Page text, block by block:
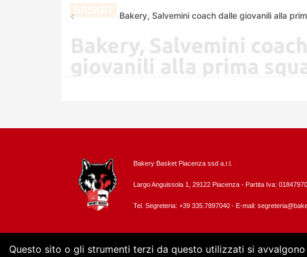
Bakery, Salvemini coach dalle giovanili alla
Bakery Basket Piacenza ssd a.r.l.
Largo Anguissola 1, 29122 Piacenza - Partita Iva:
Tel. Segreteria: +39 335.7897040 - E-mail:
Questo sito o gli strumenti terzi da questo utilizzati si